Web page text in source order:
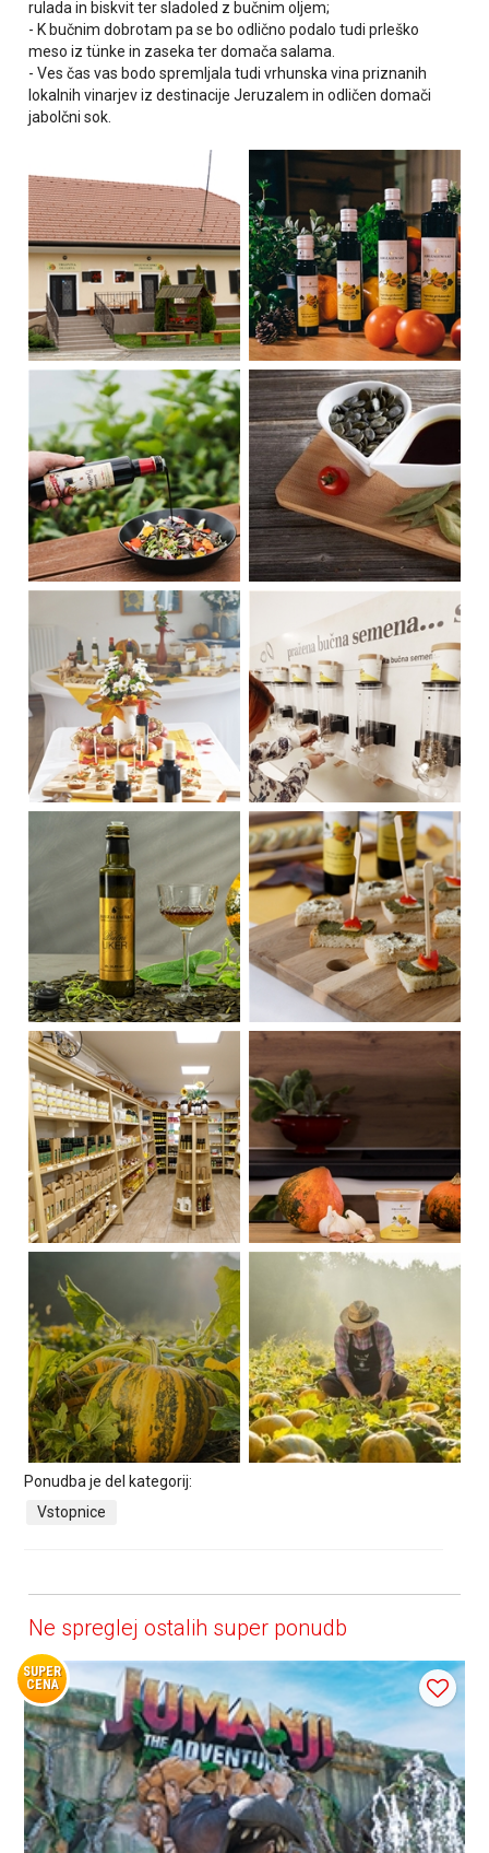
rulada in biskvit tersladoled z bučnim oljem;
- K bučnim dobrotam pa se bo odlično podalo tudi prleško
meso iz tünke in zaseka terdomača salama.
-Ves čas vas bodo spremljalatudi vrhunska vina priznanih
lokalnih vinarjev iz destinacije Jeruzalem in odličen domači
jabolčni sok.
Ponudba je del kategorij:
Vstopnice
Ne spreglej ostalih super ponudb
SUPER
CENA